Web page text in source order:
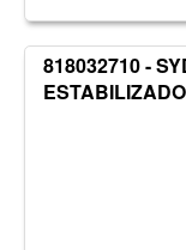
818032710 -